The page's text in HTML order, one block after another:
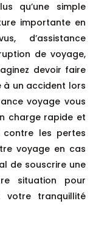
qu’une simple
importante en
d’assistance
de voyage,
devoir faire
à un accident lors
voyage vous
charge rapide et
les pertes
voyage en cas
de souscrire une
situation pour
votre tranquillité